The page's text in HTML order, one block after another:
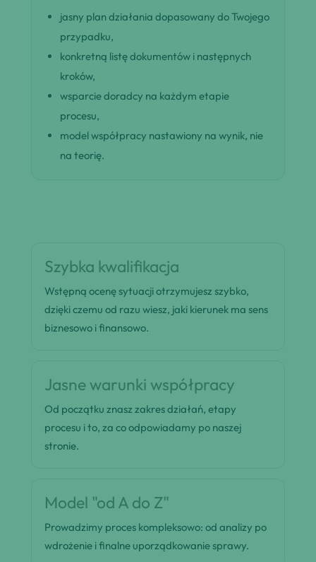
jasny plan działania dopasowany do Twojego
przypadku,
konkretną listę dokumentów i następnych
kroków,
wsparcie doradcy na każdym etapie
procesu,
model współpracy nastawiony na wynik, nie
na teorię.
Szybka kwalifikacja
Wstępną ocenę sytuacji otrzymujesz szybko,
dzięki czemu od razu wiesz, jaki kierunek ma sens
biznesowo i finansowo.
Jasne warunki współpracy
Od początku znasz zakres działań, etapy
procesu i to, za co odpowiadamy po naszej
stronie.
Model "od A do Z"
Prowadzimy proces kompleksowo: od analizy po
wdrożenie i finalne uporządkowanie sprawy.